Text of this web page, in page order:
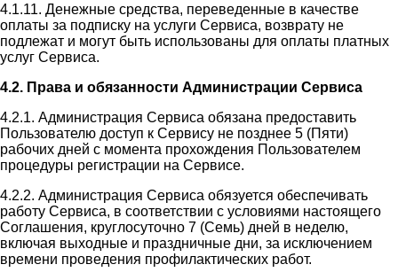
4.1.11. Денежные средства, переведенные в качестве
оплаты за подписку на услуги Сервиса, возврату не
подлежат и могут быть использованы для оплаты платных
услуг Сервиса.
4.2. Права и обязанности Администрации Сервиса
4.2.1. Администрация Сервиса обязана предоставить
Пользователю доступ к Сервису не позднее 5 (Пяти)
рабочих дней с момента прохождения Пользователем
процедуры регистрации на Сервисе.
4.2.2. Администрация Сервиса обязуется обеспечивать
работу Сервиса, в соответствии с условиями настоящего
Соглашения, круглосуточно 7 (Семь) дней в неделю,
включая выходные и праздничные дни, за исключением
времени проведения профилактических работ.